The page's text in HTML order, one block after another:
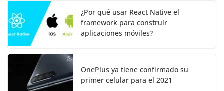
¿Por qué usar React Native el
framework para construir
aplicaciones móviles?
OnePlus ya tiene confirmado su
primer celular para el 2021